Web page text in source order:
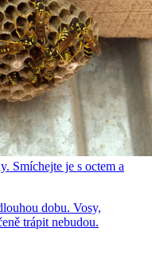
Smíchejte je s octem a
dobu. Vosy,
trápit nebudou.